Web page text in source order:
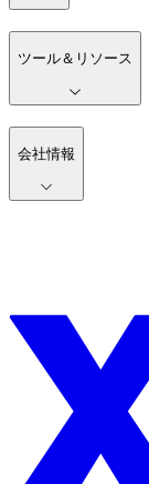
ツール＆リソース
会社情報